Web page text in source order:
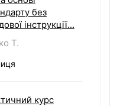
без
інструкції...
Т.
курс